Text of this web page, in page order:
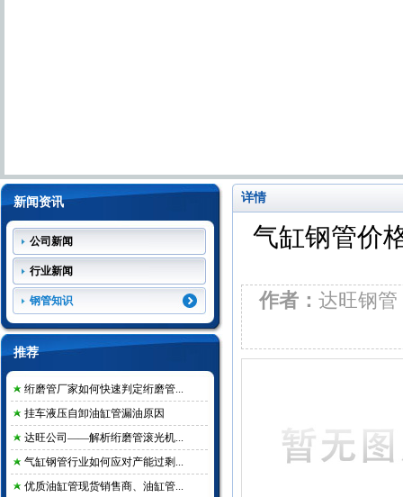
新闻资讯
公司新闻
行业新闻
钢管知识
推荐
绗磨管厂家如何快速判定绗磨管...
挂车液压自卸油缸管漏油原因
达旺公司——解析绗磨管滚光机...
气缸钢管行业如何应对产能过剩...
优质油缸管现货销售商、油缸管...
详情
气缸钢管价
作者： 达旺钢